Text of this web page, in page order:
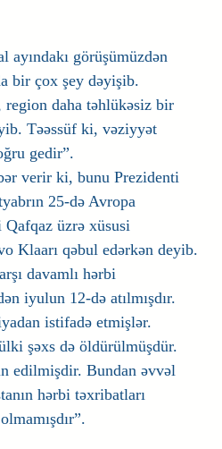
ayındakı görüşümüzdən
bir çox şey dəyişib.
daha təhlükəsiz bir
Təəssüf ki, vəziyyət
gedir”.
verir ki, bunu Prezidenti
25-də Avropa
Qafqaz üzrə xüsusi
Klaarı qəbul edərkən deyib.
davamlı hərbi
iyulun 12-də atılmışdır.
istifadə etmişlər.
şəxs də öldürülmüşdür.
edilmişdir. Bundan əvvəl
hərbi təxribatları